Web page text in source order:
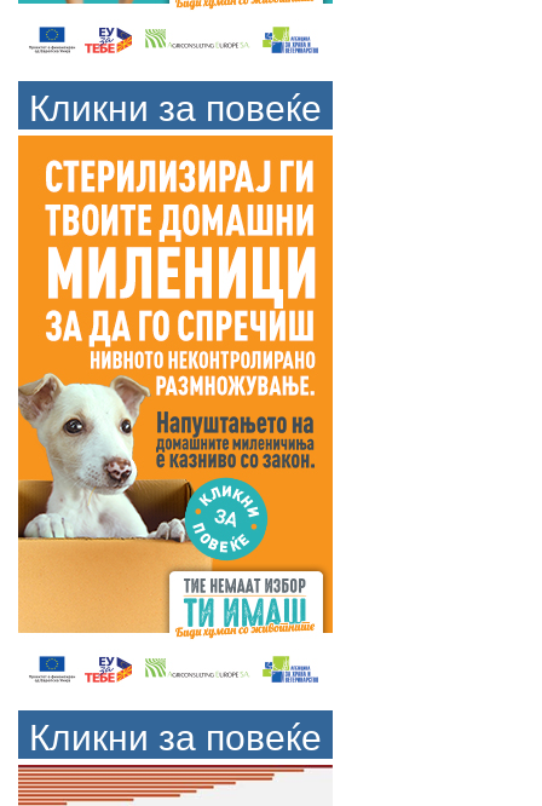
Кликни за повеќе
Кликни за повеќе